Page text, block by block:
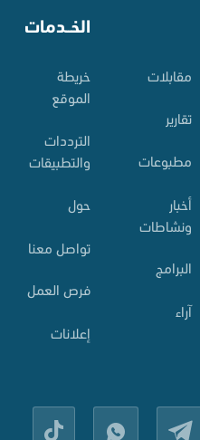
مقابلات
تقارير
مطبوعات
أخبار
ونشاطات
البرامج
آراء
الخــدمات
خريطة
الموقع
الترددات
والتطبيقات
حول
تواصل معنا
فرص العمل
إعلانات